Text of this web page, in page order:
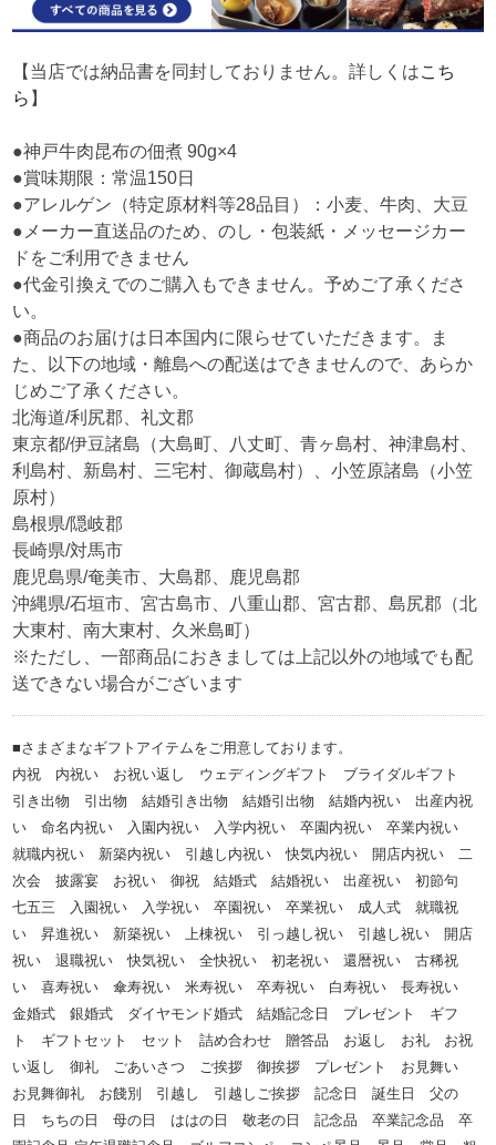
【当店では納品書を同封しておりません。詳しくはこち
ら 】
●神戸牛肉昆布の佃煮 90g×4
●賞味期限：常温150日
●アレルゲン（特定原材料等28品目）：小麦、牛肉、大豆
●メーカー直送品のため、のし・包装紙・メッセージカー
ドをご利用できません
●代金引換えでのご購入もできません。予めご了承くださ
い。
●商品のお届けは日本国内に限らせていただきます。ま
た、以下の地域・離島への配送はできませんので、あらか
じめご了承ください。
北海道/利尻郡、礼文郡
東京都/伊豆諸島（大島町、八丈町、青ヶ島村、神津島村、
利島村、新島村、三宅村、御蔵島村）、小笠原諸島（小笠
原村）
島根県/隠岐郡
長崎県/対馬市
鹿児島県/奄美市、大島郡、鹿児島郡
沖縄県/石垣市、宮古島市、八重山郡、宮古郡、島尻郡（北
大東村、南大東村、久米島町）
※ただし、一部商品におきましては上記以外の地域でも配
送できない場合がございます
■さまざまなギフトアイテムをご用意しております。
内祝 内祝い お祝い返し ウェディングギフト ブライダルギフト
引き出物 引出物 結婚引き出物 結婚引出物 結婚内祝い 出産内祝
い 命名内祝い 入園内祝い 入学内祝い 卒園内祝い 卒業内祝い
就職内祝い 新築内祝い 引越し内祝い 快気内祝い 開店内祝い 二
次会 披露宴 お祝い 御祝 結婚式 結婚祝い 出産祝い 初節句
七五三 入園祝い 入学祝い 卒園祝い 卒業祝い 成人式 就職祝
い 昇進祝い 新築祝い 上棟祝い 引っ越し祝い 引越し祝い 開店
祝い 退職祝い 快気祝い 全快祝い 初老祝い 還暦祝い 古稀祝
い 喜寿祝い 傘寿祝い 米寿祝い 卒寿祝い 白寿祝い 長寿祝い
金婚式 銀婚式 ダイヤモンド婚式 結婚記念日 プレゼント ギフ
ト ギフトセット セット 詰め合わせ 贈答品 お返し お礼 お祝
い返し 御礼 ごあいさつ ご挨拶 御挨拶 プレゼント お見舞い
お見舞御礼 お餞別 引越し 引越しご挨拶 記念日 誕生日 父の
日 ちちの日 母の日 ははの日 敬老の日 記念品 卒業記念品 卒